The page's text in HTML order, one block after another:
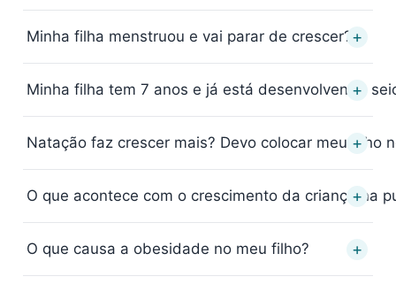
Minha filha menstruou e vai parar de crescer? +
Minha filha tem 7 anos e já está desenvolvendo
+
Natação faz crescer mais? Devo colocar meu filho
+
O que acontece com o crescimento da criança na
+
O que causa a obesidade no meu filho? +